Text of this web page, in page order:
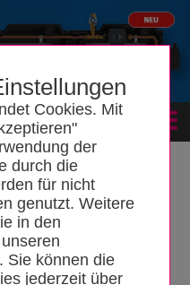
Cookies. Mit
der
durch die
für nicht
genutzt. Weitere
in den
. Sie können die
jederzeit über